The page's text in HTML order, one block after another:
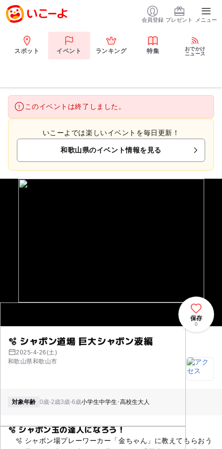
会員登録 プレゼント メニュー
スポット イベント ランキング 特集
おでかけ
ニュース
このイベントは終了しました。
いこーよでは楽しいイベントを毎日更新！
和歌山県のイベント情報を見る
🫧 シャボン道場 巨大シャボン液編
2025-4-26(土)
和歌山県和歌山市
保存
0
対象年齢 0歳-2歳3歳-6歳小学生中学生･高校生大人
🫧 シャボン玉の達人になろう！
🫧 シャボン場プレーワーカー「金ちゃん」に教えてもらおう